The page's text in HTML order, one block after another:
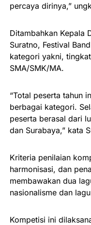
percaya dirinya,”
Ditambahkan Kepala
Suratno, Festival
kategori yakni,
SMA/SMK/MA.
“Total peserta tahun
berbagai kategori.
peserta berasal dari
dan Surabaya,” kata
Kriteria penilaian
harmonisasi, dan
membawakan dua
nasionalisme dan
Kompetisi ini